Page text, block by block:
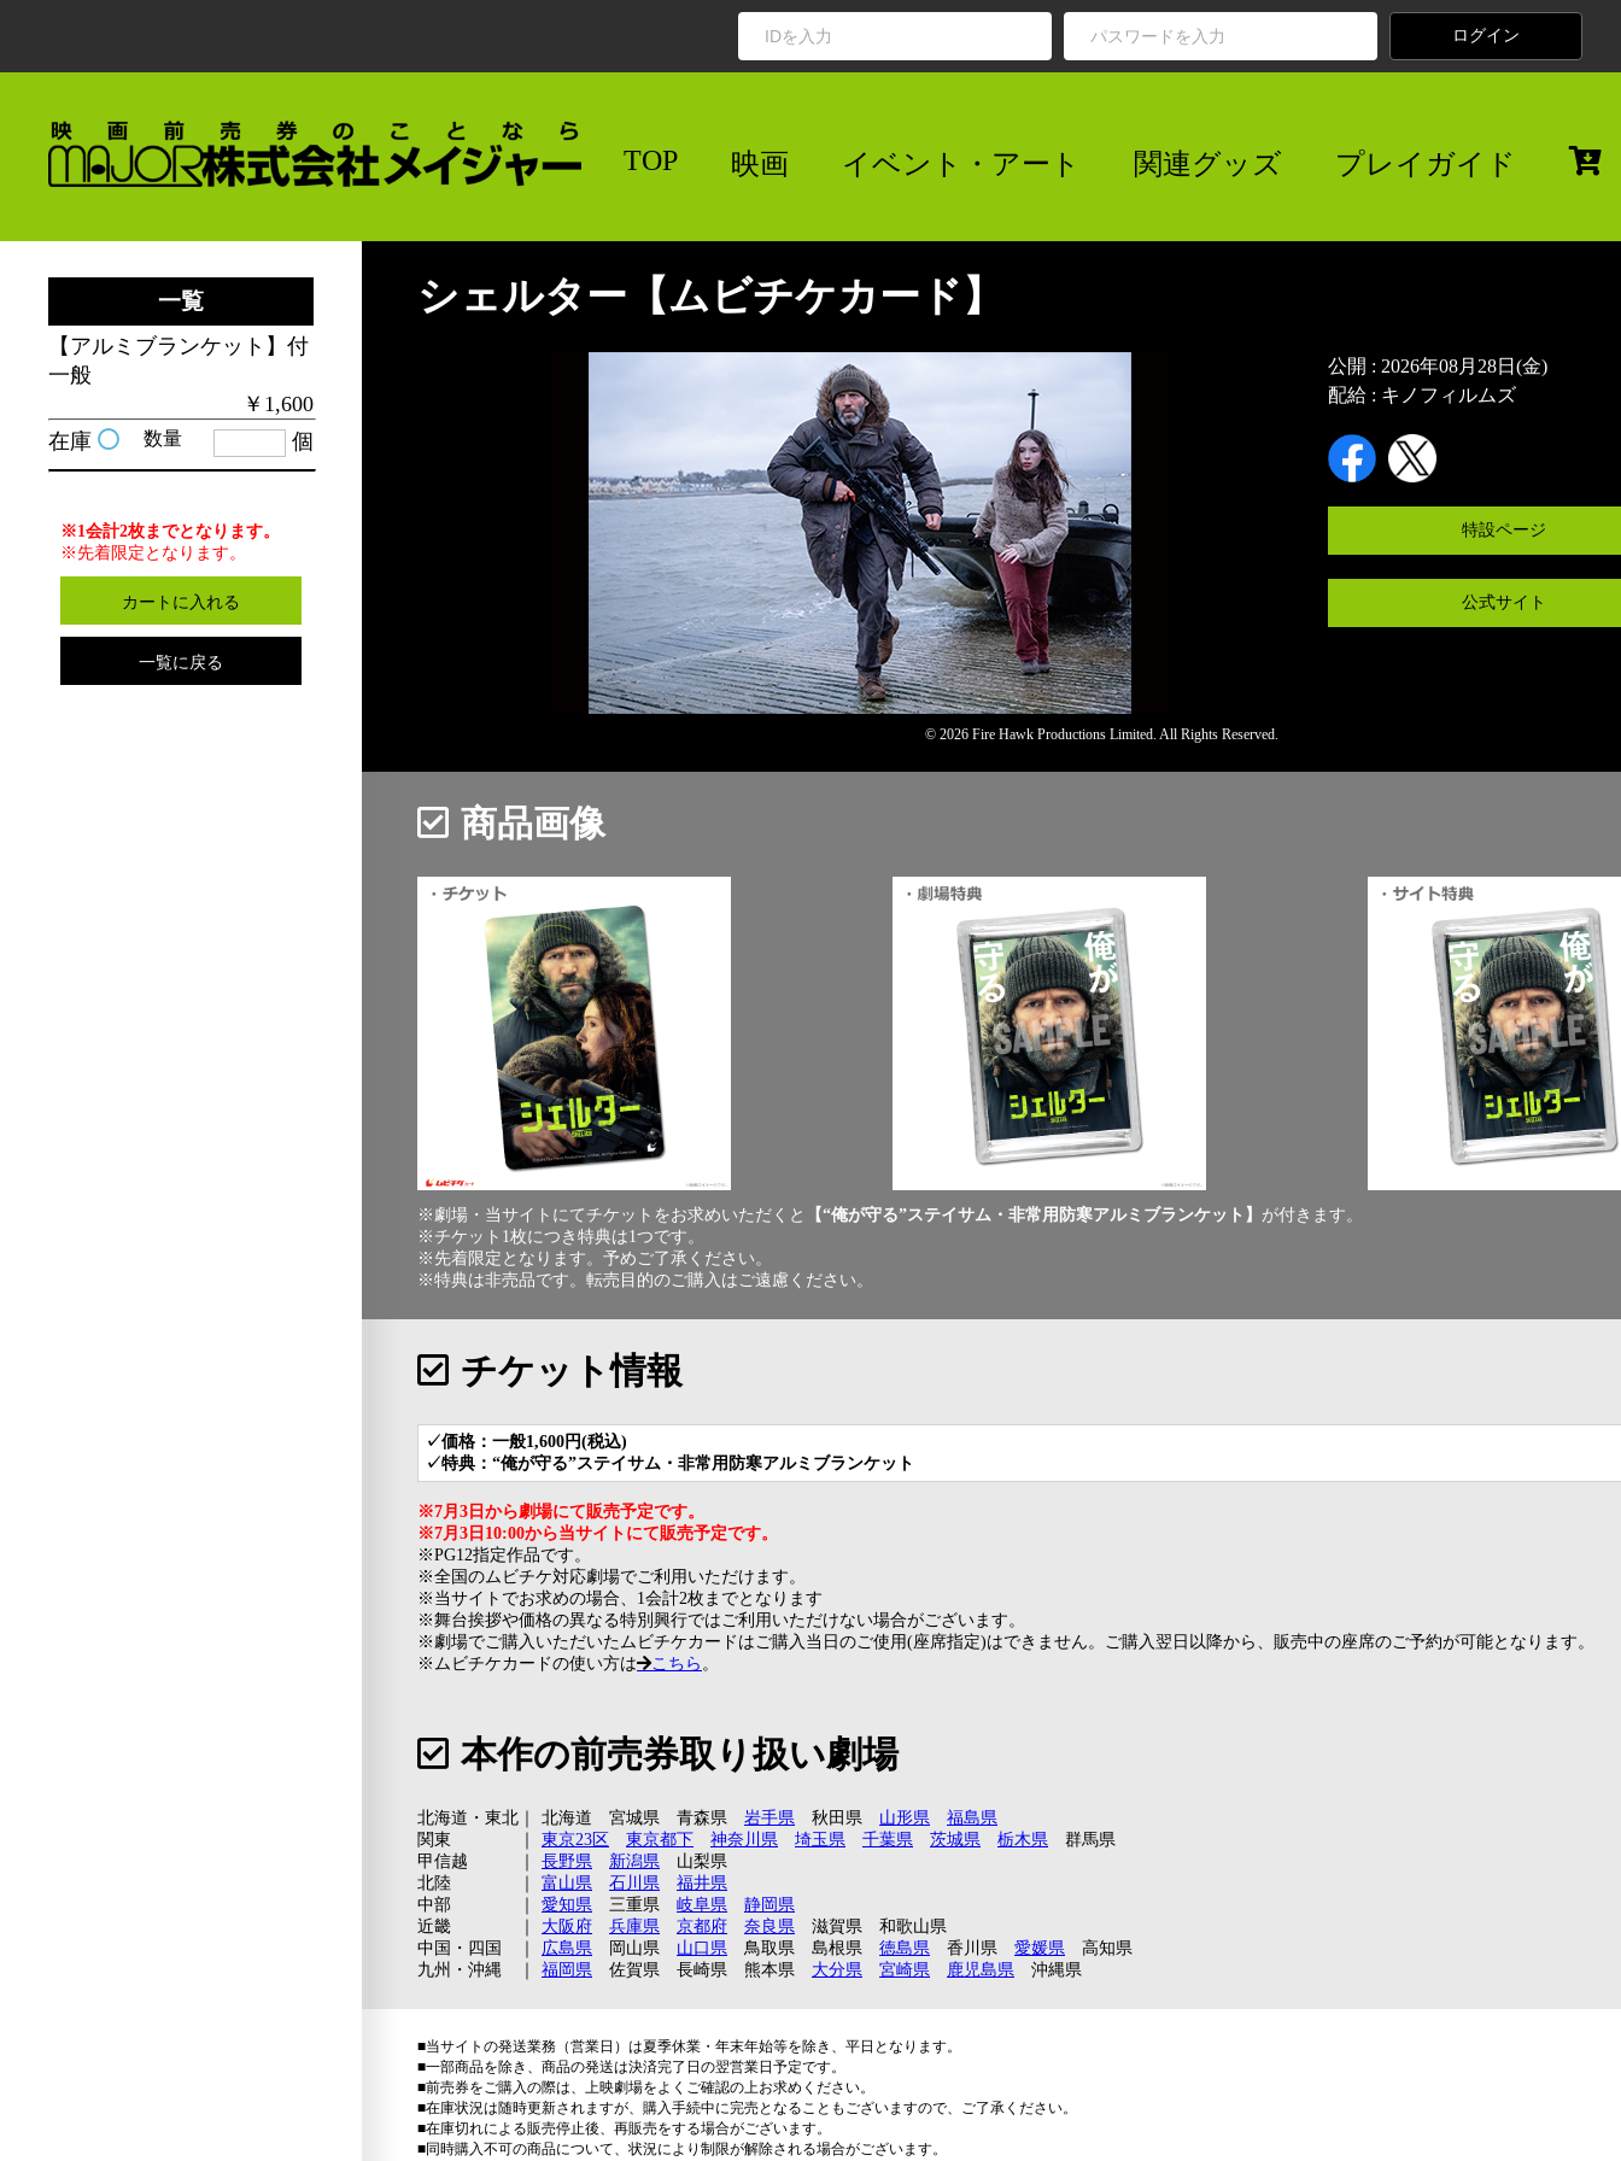
TOP 映画 イベント・アート 関連グッズ プレイガイド
一覧
【アルミブランケット】付
一般
￥1,600
在庫
数量 個
※1会計2枚までとなります。
※先着限定となります。
シェルター【ムビチケカード】
© 2026 Fire Hawk Productions Limited. All Rights Reserved.
公開 : 2026年08月28日(金)
配給 : キノフィルムズ
特設ページ
公式サイト
商品画像
※劇場・当サイトにてチケットをお求めいただくと 【“俺が守る”ステイサム・非常用防寒アルミブランケット】 が付きます。
※チケット1枚につき特典は1つです。
※先着限定となります。予めご了承ください。
※特典は非売品です。転売目的のご購入はご遠慮ください。
チケット情報
✓価格：一般1,600円(税込)
✓特典：“俺が守る”ステイサム・非常用防寒アルミブランケット
※7月3日から劇場にて販売予定です。
※7月3日10:00から当サイトにて販売予定です。
※PG12指定作品です。
※全国のムビチケ対応劇場でご利用いただけます。
※当サイトでお求めの場合、1会計2枚までとなります
※舞台挨拶や価格の異なる特別興行ではご利用いただけない場合がございます。
※劇場でご購入いただいたムビチケカードはご購入当日のご使用(座席指定)はできません。ご購入翌日以降から、販売中の座席のご予約が可能となります。
※ムビチケカードの使い方は
こちら 。
本作の前売券取り扱い劇場
北海道・東北｜ 北海道 宮城県 青森県 岩手県 秋田県 山形県
福島県
関東 ｜
東京23区 東京都下 神奈川県 埼玉県 千葉県 茨城県 栃木県
群馬県
甲信越 ｜
長野県 新潟県
山梨県
北陸 ｜
富山県 石川県
福井県
中部 ｜
愛知県 三重県 岐阜県
静岡県
近畿 ｜
大阪府 兵庫県 京都府 奈良県 滋賀県
和歌山県
中国・四国 ｜
広島県 岡山県 山口県 鳥取県 島根県 徳島県 香川県 愛媛県
高知県
九州・沖縄 ｜
福岡県 佐賀県 長崎県 熊本県 大分県 宮崎県 鹿児島県 沖縄県
■当サイトの発送業務（営業日）は夏季休業・年末年始等を除き、平日となります。
■一部商品を除き、商品の発送は決済完了日の翌営業日予定です。
■前売券をご購入の際は、上映劇場をよくご確認の上お求めください。
■在庫状況は随時更新されますが、購入手続中に完売となることもございますので、ご了承ください。
■在庫切れによる販売停止後、再販売をする場合がございます。
■同時購入不可の商品について、状況により制限が解除される場合がございます。